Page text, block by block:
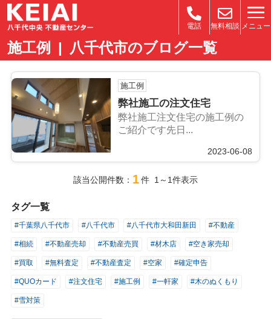
電話 無料相談 メニュー
施工例 | 八千代市のブログ一覧
施工例
弊社施工の注文住宅
弊社施工注文住宅の施工例の
ご紹介です先日...
2023-06-08
該当公開件数： 1件 1～1件表示
タグ一覧
#千葉県八千代市 #八千代市 #八千代市大和田新田 #不動産
#相続 #不動産売却 #不動産売買 #材木店 #空き家売却
#買取 #無料査定 #不動産査定 #空家 #確定申告
#QUOカード #注文住宅 #施工例 #一軒家 #木のぬくもり
#雪対策